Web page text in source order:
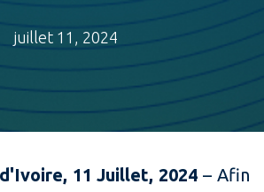
juillet 11, 2024
11 Juillet, 2024 – Afin